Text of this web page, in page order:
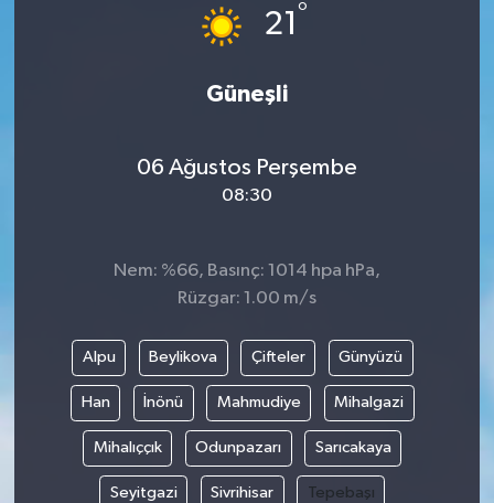
21 °
Güneşli
06 Ağustos Perşembe
08:30
Nem: %66, Basınç: 1014 hpa hPa,
Rüzgar: 1.00 m/s
Alpu Beylikova Çifteler Günyüzü
Han İnönü Mahmudiye Mihalgazi
Mihalıççık Odunpazarı Sarıcakaya
Seyitgazi Sivrihisar Tepebaşı